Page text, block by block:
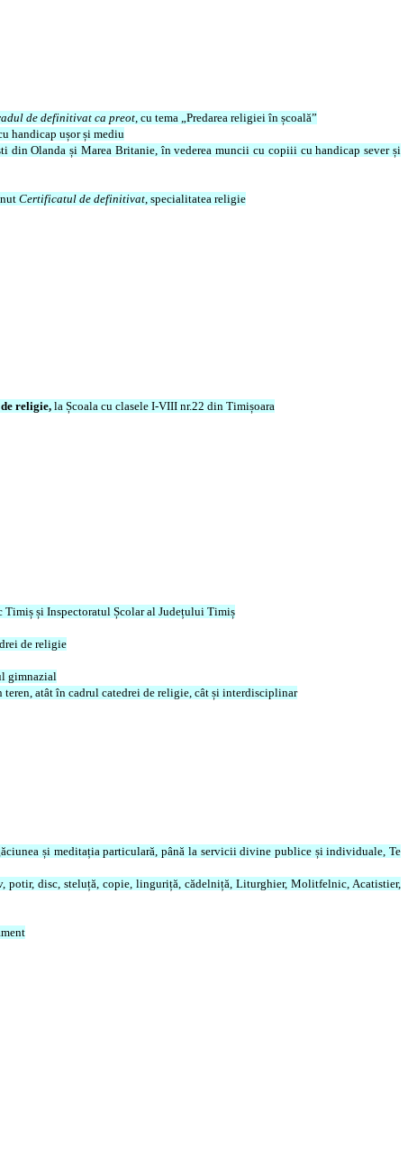
de definitivat ca preot , cu tema „Predarea religiei în școală”
handicap ușor și mediu
din Olanda și Marea Britanie, în vederea muncii cu copiii cu handicap sever și
Certificatul de definitivat , specialitatea religie
religie, la Școala cu clasele I-VIII nr.22 din Timișoara
Timiș și Inspectoratul Școlar al Județului Timiș
de religie
gimnazial
atât în cadrul catedrei de religie, cât și interdisciplinar
și meditația particulară, până la servicii divine publice și individuale, Te
potir, disc, steluță, copie, linguriță, cădelniță, Liturghier, Molitfelnic, Acatistier,